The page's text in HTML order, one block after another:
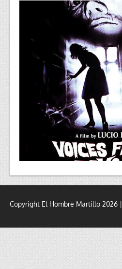
Copyright El Hombre Martillo 2026 |